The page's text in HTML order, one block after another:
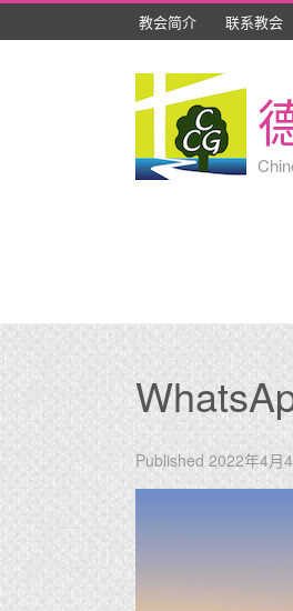
教会简介 联系教会
Published 2022年4月